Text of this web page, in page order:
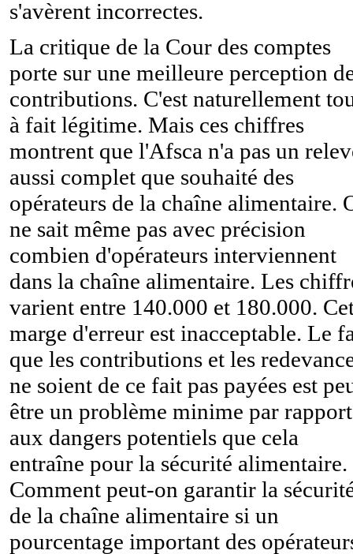
s'avèrent incorrectes.
La critique de la Cour des comptes
porte sur une meilleure perception
contributions. C'est naturellement
à fait légitime. Mais ces chiffres
montrent que l'Afsca n'a pas un
aussi complet que souhaité des
opérateurs de la chaîne alimentaire.
ne sait même pas avec précision
combien d'opérateurs interviennent
dans la chaîne alimentaire. Les
varient entre 140.000 et 180.000.
marge d'erreur est inacceptable. Le
que les contributions et les
ne soient de ce fait pas payées est
être un problème minime par rapport
aux dangers potentiels que cela
entraîne pour la sécurité alimentaire.
Comment peut-on garantir la
de la chaîne alimentaire si un
pourcentage important des